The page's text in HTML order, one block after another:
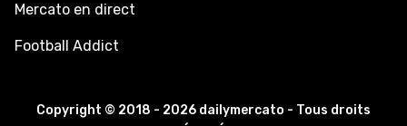
Mercato en direct
Football Addict
Copyright © 2018 - 2026 dailymercato - Tous droits